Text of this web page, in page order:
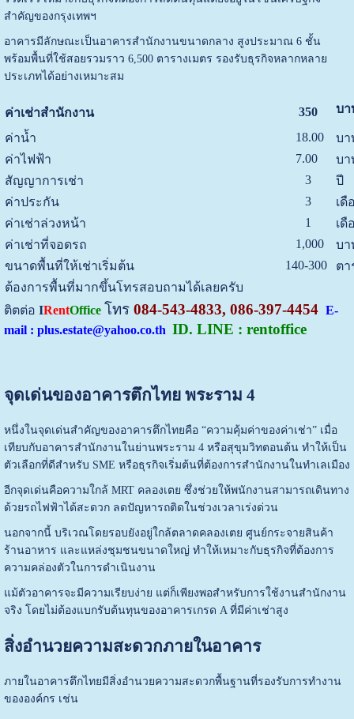
สำคัญของกรุงเทพฯ
อาคารมีลักษณะเป็นอาคารสำนักงานขนาดกลาง สูงประมาณ 6 ชั้น
พร้อมพื้นที่ใช้สอยรวมราว 6,500 ตารางเมตร รองรับธุรกิจหลากหลาย
ประเภทได้อย่างเหมาะสม
ค่าเช่าสำนักงาน 350 บา
ค่าน้ำ 18.00
บา
ค่าไฟฟ้า
7.00
บา
สัญญาการเช่า
3
ปี
ค่าประกัน
3
เดื
ค่าเช่าล่วงหน้า
1
เดื
ค่าเช่าที่จอดรถ
1,000
บา
ขนาดพื้นที่ให้เช่าเริ่มต้น
140-300
ตา
ต้องการพื้นที่มากขึ้นโทรสอบถามได้เลยครับ
ติตต่อ IRentOffice โทร084-543-4833, 086-397-4454 E-
mail : plus.estate@yahoo.co.th ID. LINE : rentoffice
จุดเด่นของอาคารตึกไทย พระราม 4
หนึ่งในจุดเด่นสำคัญของอาคารตึกไทยคือ “ความคุ้มค่าของค่าเช่า” เมื่อ
เทียบกับอาคารสำนักงานในย่านพระราม 4 หรือสุขุมวิทตอนต้น ทำให้เป็น
ตัวเลือกที่ดีสำหรับ SME หรือธุรกิจเริ่มต้นที่ต้องการสำนักงานในทำเลเมือง
อีกจุดเด่นคือความใกล้ MRT คลองเตย ซึ่งช่วยให้พนักงานสามารถเดินทาง
ด้วยรถไฟฟ้าได้สะดวก ลดปัญหารถติดในช่วงเวลาเร่งด่วน
นอกจากนี้ บริเวณโดยรอบยังอยู่ใกล้ตลาดคลองเตย ศูนย์กระจายสินค้า
ร้านอาหาร และแหล่งชุมชนขนาดใหญ่ ทำให้เหมาะกับธุรกิจที่ต้องการ
ความคล่องตัวในการดำเนินงาน
แม้ตัวอาคารจะมีความเรียบง่าย แต่ก็เพียงพอสำหรับการใช้งานสำนักงาน
จริง โดยไม่ต้องแบกรับต้นทุนของอาคารเกรด A ที่มีค่าเช่าสูง
สิ่งอำนวยความสะดวกภายในอาคาร
ภายในอาคารตึกไทยมีสิ่งอำนวยความสะดวกพื้นฐานที่รองรับการทำงาน
ขององค์กร เช่น